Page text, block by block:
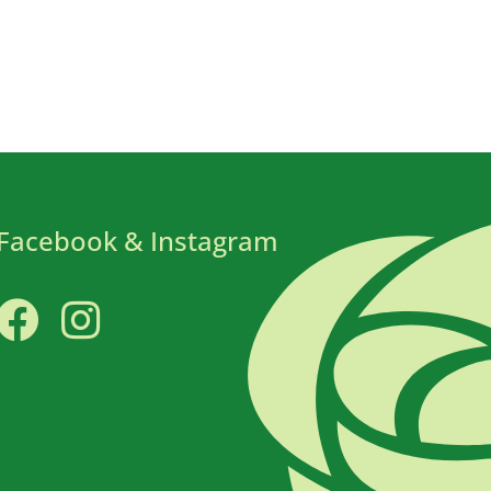
& Instagram